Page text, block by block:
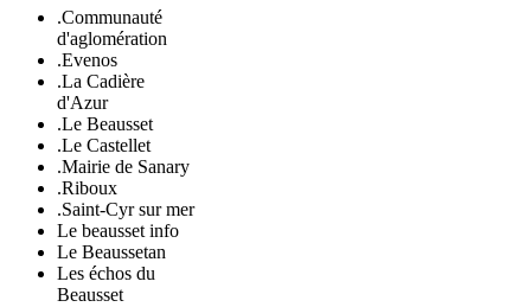
.Communauté
d'aglomération
.Evenos
.La Cadière
d'Azur
.Le Beausset
.Le Castellet
.Mairie de Sanary
.Riboux
.Saint-Cyr sur mer
Le beausset info
Le Beaussetan
Les échos du
Beausset